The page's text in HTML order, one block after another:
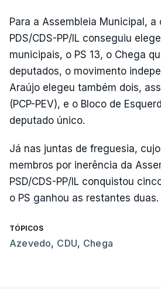
Para a Assembleia Municipal,
PDS/CDS-PP/IL conseguiu
municipais, o PS 13, o Chega
deputados, o movimento
Araújo elegeu também dois,
(PCP-PEV), e o Bloco de
deputado único.
Já nas juntas de freguesia,
membros por inerência da
PSD/CDS-PP/IL conquistou
o PS ganhou as restantes duas.
TÓPICOS
Azevedo, CDU, Chega